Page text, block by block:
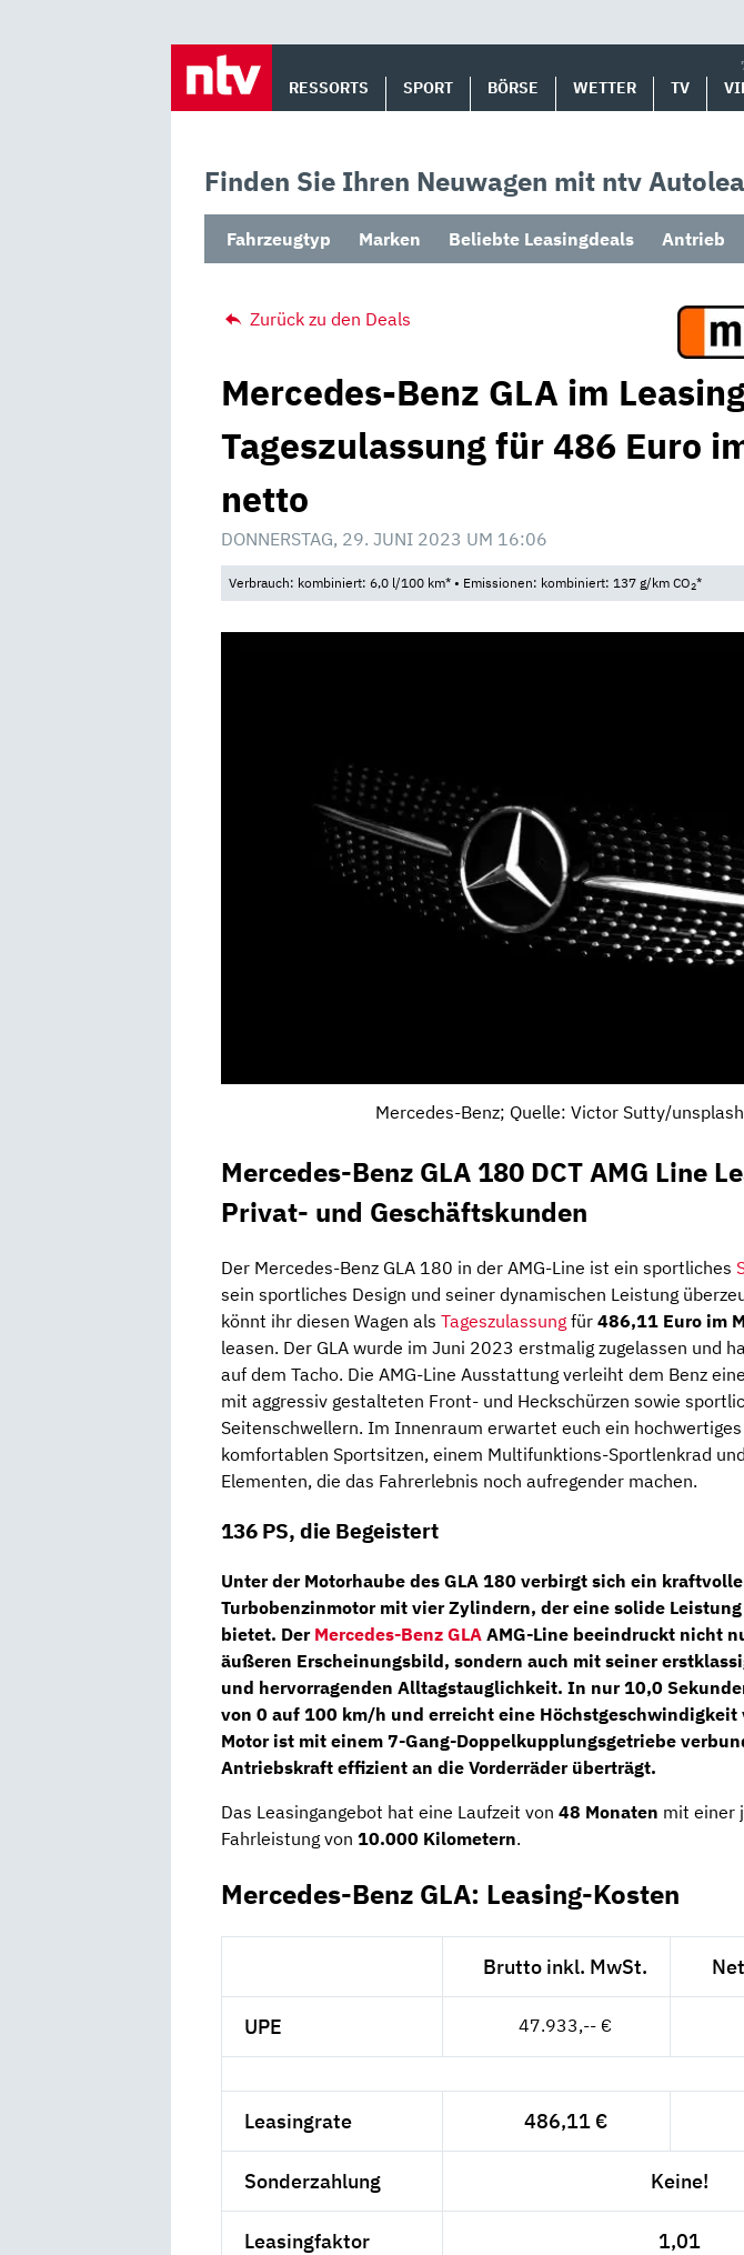
RESSORTS SPORT BÖRSE WETTER TV
Finden Sie Ihren Neuwagen mit ntv
Fahrzeugtyp Marken Beliebte Leasingdeals Antrieb
Zurück zu den Deals
Mercedes-Benz GLA im
Tageszulassung für 486 Euro
netto
DONNERSTAG, 29. JUNI 2023 UM 16:06
Verbrauch: kombiniert: 6,0 l/100 km* • Emissionen: kombiniert: 137 g/km CO2*
Mercedes-Benz; Quelle: Victor Sutty/unsplash
Mercedes-Benz GLA 180 DCT AMG Line
Privat- und Geschäftskunden
Der Mercedes-Benz GLA 180 in der AMG-Line ist ein sportliches
sein sportliches Design und seiner dynamischen Leistung
könnt ihr diesen Wagen als Tageszulassung für 486,11 Euro im
leasen. Der GLA wurde im Juni 2023 erstmalig zugelassen und
auf dem Tacho. Die AMG-Line Ausstattung verleiht dem Benz
mit aggressiv gestalteten Front- und Heckschürzen sowie
Seitenschwellern. Im Innenraum erwartet euch ein
komfortablen Sportsitzen, einem Multifunktions-Sportlenkrad
Elementen, die das Fahrerlebnis noch aufregender machen.
136 PS, die Begeistert
Unter der Motorhaube des GLA 180 verbirgt sich ein
Turbobenzinmotormit vier Zylindern, der eine solide
bietet. Der Mercedes-Benz GLA AMG-Line beeindruckt nicht
äußeren Erscheinungsbild, sondern auch mit seiner
und hervorragenden Alltagstauglichkeit. In nur 10,0
von 0 auf 100 km/h und erreicht eine Höchstgeschwindigkeit
Motor ist mit einem 7-Gang-Doppelkupplungsgetriebe
Antriebskraft effizient an die Vorderräder überträgt.
Das Leasingangebot hat eine Laufzeit von 48 Monaten mit einer
Fahrleistung von 10.000 Kilometern.
Mercedes-Benz GLA: Leasing-Kosten
Brutto inkl. MwSt.
UPE 47.933,-- €
Leasingrate 486,11 €
Sonderzahlung Keine!
Leasingfaktor 1,01